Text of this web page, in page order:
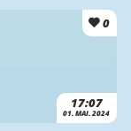
0
17:07
01. MAI. 2024